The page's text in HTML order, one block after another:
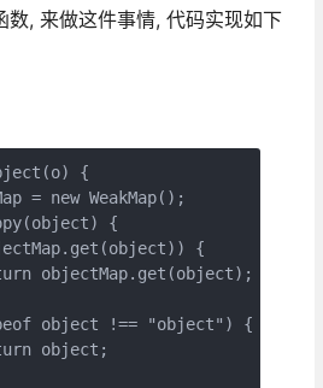
数, 来做这件事情, 代码实现如下
{
= new WeakMap();
{
{
objectMap.get(object);
object !== "object") {
object;